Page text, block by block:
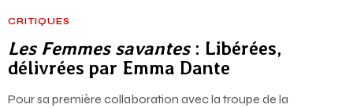
CRITIQUES
Les Femmes savantes: Libérées,
délivrées par Emma Dante
Pour sa première collaboration avec la troupe de la